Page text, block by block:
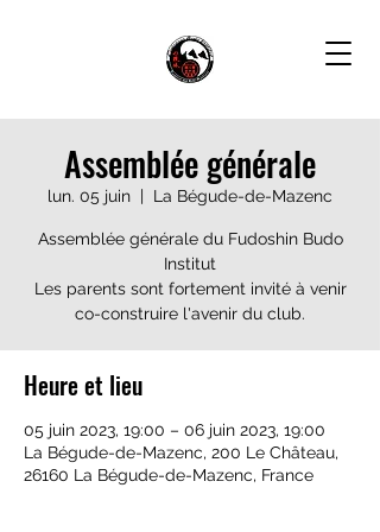
Assemblée générale
lun. 05 juin
  |
La Bégude-de-Mazenc
Assemblée générale du Fudoshin Budo
Institut
Les parents sont fortement invité à venir
co-construire l'avenir du club.
Heure et lieu
05 juin 2023, 19:00 – 06 juin 2023, 19:00
La Bégude-de-Mazenc, 200 Le Château,
26160 La Bégude-de-Mazenc, France